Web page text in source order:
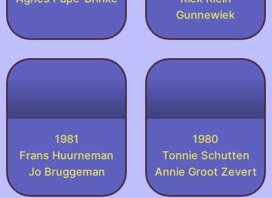
Gunnewiek
1981
Frans Huurneman
Jo Bruggeman
1980
Tonnie Schutten
Annie Groot Zevert